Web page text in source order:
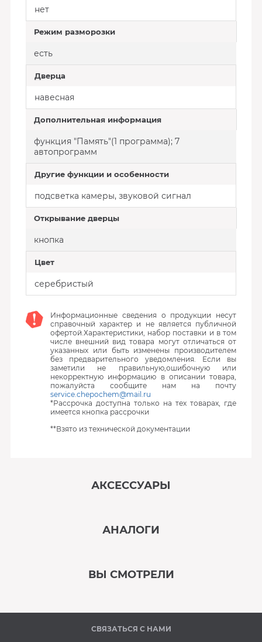
нет
Режим разморозки
есть
Дверца
навесная
Дополнительная информация
функция "Память"(1 программа); 7
автопрограмм
Другие функции и особенности
подсветка камеры, звуковой сигнал
Открывание дверцы
кнопка
Цвет
серебристый
Информационные сведения о продукции несут
справочный характер и не является публичной
офертой.Характеристики, набор поставки и в том
числе внешний вид товара могут отличаться от
указанных или быть изменены производителем
без предварительного уведомления. Если вы
заметили не правильную,ошибочную или
некорректную информацию в описании товара,
пожалуйста сообщите нам на почту
service.chepochem@mail.ru
*Рассрочка доступна только на тех товарах, где
имеется кнопка рассрочки
**Взято из технической документации
АКСЕССУАРЫ
АНАЛОГИ
ВЫ СМОТРЕЛИ
В наличии
СВЯЗАТЬСЯ С НАМИ